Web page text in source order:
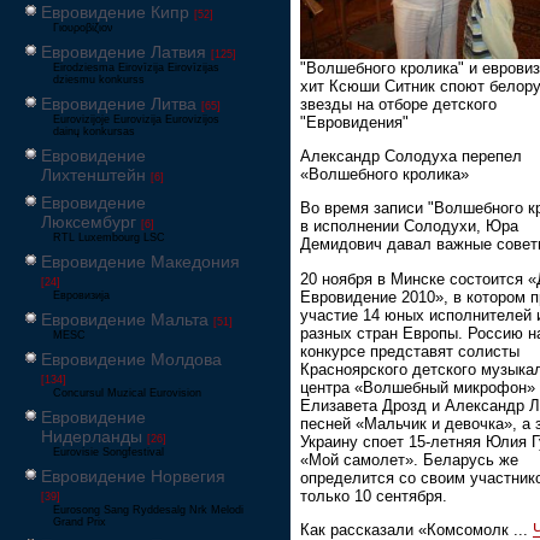
Евровидение Кипр [52]
Γιουροβίζιον
Евровидение Латвия [125]
Eirodziesma Eirovīzija Eirovīzijas
dziesmu konkurss
Евровидение Литва [65]
Eurovizijoje Eurovizija Eurovizijos
dainų konkursas
Евровидение
Лихтенштейн [6]
Евровидение
Люксембург [6]
RTL Luxembourg LSC
Евровидение Македония
[24]
Евровизија
Евровидение Мальта [51]
MESC
Евровидение Молдова
[134]
Concursul Muzical Eurovision
Евровидение
Нидерланды [26]
Eurovisie Songfestival
Евровидение Норвегия
[39]
Eurosong Sang Ryddesalg Nrk Melodi
Grand Prix
"Волшебного кролика" и
хит Ксюши Ситник споют
звезды на отборе детского
"Евровидения"
Александр Солодуха перепел
«Волшебного кролика»
Во время записи "Волшебного
в исполнении Солодухи, Юра
Демидович давал важные
20 ноября в Минске состоится
Евровидение 2010», в котором
участие 14 юных исполнителей
разных стран Европы. Россию
конкурсе представят солисты
Красноярского детского
центра «Волшебный микрофон»
Елизавета Дрозд и Александр
песней «Мальчик и девочка», а
Украину споет 15-летняя Юлия
«Мой самолет». Беларусь же
определится со своим
только 10 сентября.
Как рассказали «Комсомолк ...